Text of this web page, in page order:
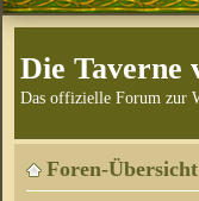
Die Taverne
Das offizielle Forum zur
Foren-Übersicht